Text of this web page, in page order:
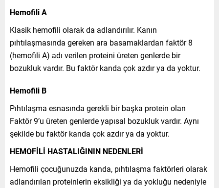
Hemofili A
Klasik hemofili olarak da adlandırılır. Kanın
pıhtılaşmasında gereken ara basamaklardan faktör 8
(hemofili A) adı verilen proteini üreten genlerde bir
bozukluk vardır. Bu faktör kanda çok azdır ya da yoktur.
Hemofili B
Pıhtılaşma esnasında gerekli bir başka protein olan
Faktör 9’u üreten genlerde yapısal bozukluk vardır. Aynı
şekilde bu faktör kanda çok azdır ya da yoktur.
HEMOFİLİ HASTALIĞININ NEDENLERİ
Hemofili çocuğunuzda kanda, pıhtılaşma faktörleri olarak
adlandırılan proteinlerin eksikliği ya da yokluğu nedeniyle